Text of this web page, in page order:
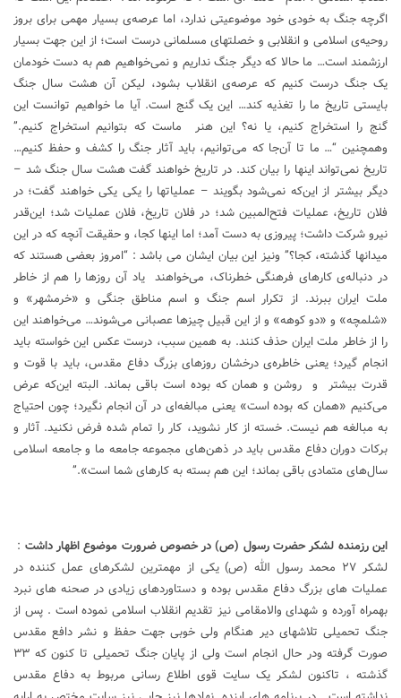
اگرچه جنگ به خودی خود موضوعیتی ندارد، اما عرصه‌ی بسیار مهمی برای بروز
روحیه‌ی اسلامی و انقلابی و خصلتهای مسلمانی درست است؛ از این جهت بسیار
ارزشمند است… ما حالا که دیگر جنگ نداریم و نمی‌خواهیم هم به دست خودمان
یک جنگ درست کنیم که عرصه‌ی انقلاب بشود، لیکن آن هشت سال جنگ
بایستی تاریخ ما را تغذیه کند… این یک گنج است. آیا ما خواهیم توانست این
گنج را استخراج کنیم، یا نه؟ این هنر ماست که بتوانیم استخراج کنیم.”
وهمچنین “… ما تا آن‌جا که می‌توانیم، باید آثار جنگ را کشف و حفظ کنیم…
تاریخ نمی‌تواند اینها را بیان کند. در تاریخ خواهند گفت هشت سال جنگ شد –
دیگر بیشتر از این‌که نمی‌شود بگویند – عملیاتها را یکی یکی خواهند گفت؛ در
فلان تاریخ، عملیات فتح‌المبین شد؛ در فلان تاریخ، فلان عملیات شد؛ این‌قدر
نیرو شرکت داشت؛ پیروزی به دست آمد؛ اما اینها کجا، و حقیقت آنچه که در این
میدانها گذشته، کجا؟” ونیز این بیان ایشان می باشد : “امروز بعضی هستند که
در دنباله‌ی کارهای فرهنگی خطرناک، می‌خواهند یاد آن روزها را هم از خاطر
ملت ایران ببرند. از تکرار اسم جنگ و اسم مناطق جنگی و «خرمشهر» و
«شلمچه» و «دو کوهه» و از این قبیل چیزها عصبانی می‌شوند… می‌خواهند این
را از خاطر ملت ایران حذف کنند. به همین سبب، درست عکس این خواسته باید
انجام گیرد؛ یعنی خاطره‌ی درخشان روزهای بزرگ دفاع مقدس، باید با قوت و
قدرت بیشتر و روشن و همان که بوده است باقی بماند. البته این‌که عرض
می‌کنیم «همان که بوده است» یعنی مبالغه‌ای در آن انجام نگیرد؛ چون احتیاج
به مبالغه هم نیست. خسته از کار نشوید، کار را تمام شده فرض نکنید. آثار و
برکات دوران دفاع مقدس باید در ذهن‌های مجموعه جامعه ما و جامعه اسلامی
سال‌های متمادی باقی بماند؛ این هم بسته به کارهای شما است».”
این رزمنده لشکر حضرت رسول (ص) در خصوص ضرورت موضوع اظهار داشت :
لشکر ۲۷ محمد رسول الله (ص) یکی از مهمترین لشکرهای عمل کننده در
عملیات های بزرگ دفاع مقدس بوده و دستاوردهای زیادی در صحنه های نبرد
بهمراه آورده و شهدای والامقامی نیز تقدیم انقلاب اسلامی نموده است . پس از
جنگ تحمیلی تلاشهای دیر هنگام ولی خوبی جهت حفظ و نشر دافع مقدس
صورت گرفته ودر حال انجام است ولی از پایان جنگ تحمیلی تا کنون که ۳۳
گذشته ، تاکنون لشکر یک سایت قوی اطلاع رسانی مربوط به دفاع مقدس